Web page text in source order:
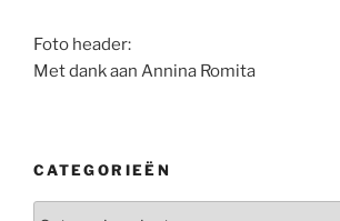
Foto header:
Met dank aan Annina Romita
CATEGORIEËN